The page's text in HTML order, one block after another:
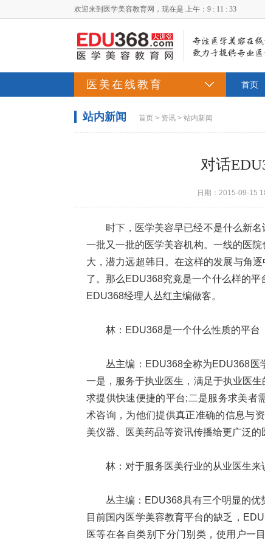
欢迎来到医学美容教育网，现在是 上午：9 : 11 : 34
医美在线教育 首页
站内新闻 首页 > 资讯 > 站内新闻
对话
日期：2015-09-15
时下，医学美容早已经不是什么新
一批又一批的医学美容机构。一线的医
大，潜力远超韩日。在这样的发展与角
了。那么EDU368究竟是一个什么样的
EDU368经理人丛红主编做客。
林：EDU368是一个什么性质的平台
丛主编：EDU368全称为EDU368医
一是，服务于执业医生，满足于执业医
求提供快速便捷的平台;二是服务求美者
术咨询，为他们提供真正准确的信息与
美仪器、医美药品等资讯传播给更广泛的
林：对于服务医美行业的从业医生
丛主编：EDU368具有三个明显的
目前国内医学美容教育平台的缺乏，
医等在各自类别下分门别类，使用户一